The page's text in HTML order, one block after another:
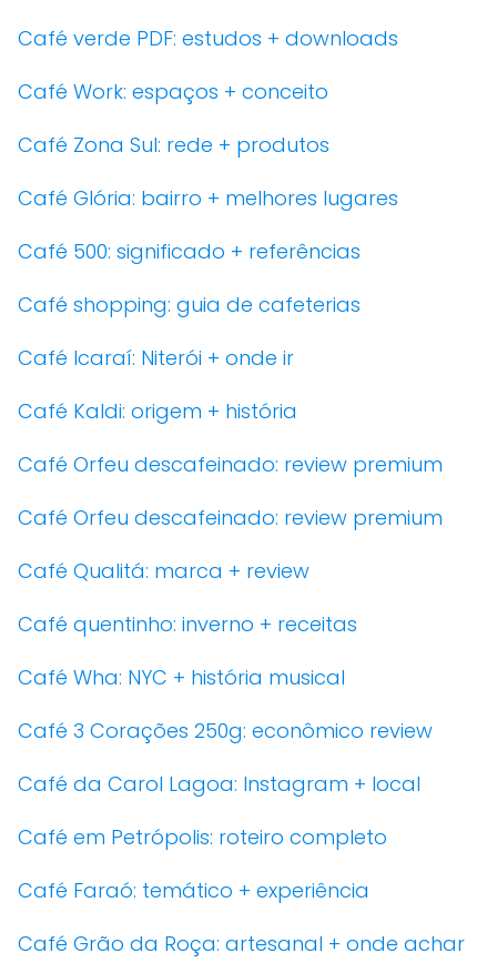
Café verde PDF: estudos + downloads
Café Work: espaços + conceito
Café Zona Sul: rede + produtos
Café Glória: bairro + melhores lugares
Café 500: significado + referências
Café shopping: guia de cafeterias
Café Icaraí: Niterói + onde ir
Café Kaldi: origem + história
Café Orfeu descafeinado: review premium
Café Orfeu descafeinado: review premium
Café Qualitá: marca + review
Café quentinho: inverno + receitas
Café Wha: NYC + história musical
Café 3 Corações 250g: econômico review
Café da Carol Lagoa: Instagram + local
Café em Petrópolis: roteiro completo
Café Faraó: temático + experiência
Café Grão da Roça: artesanal + onde achar